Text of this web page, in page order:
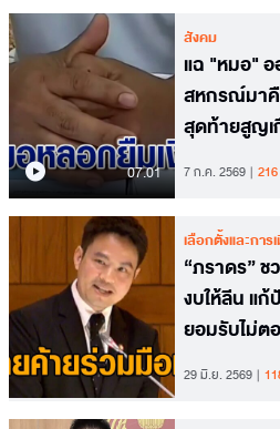
07.01
สังคม
แฉ "หมอ"
สหกรณ์มาคื
สุดท้ายสูญ
7 ก.ค. 2569 216
เลือกตั้งและการ
“ภราดร”
งบให้ลีน แก้
ยอมรับไม่ต
29 มิ.ย. 2569